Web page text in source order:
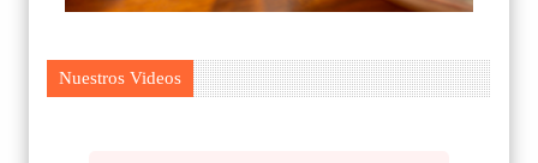
Nuestros Videos